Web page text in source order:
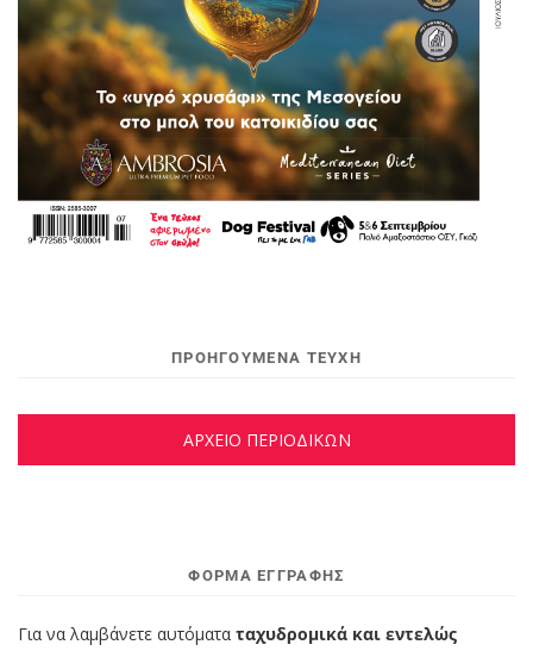
ΠΡΟΗΓΟΥΜΕΝΑ ΤΕΥΧΗ
ΑΡΧΕΙΟ ΠΕΡΙΟΔΙΚΩΝ
ΦΌΡΜΑ ΕΓΓΡΑΦΉΣ
Για να λαμβάνετε αυτόματα ταχυδρομικά και εντελώς